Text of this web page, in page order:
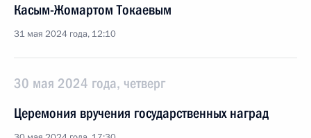
Касым-Жомартом Токаевым
31 мая 2024 года, 12:10
30 мая 2024 года, четверг
Церемония вручения государственных наград